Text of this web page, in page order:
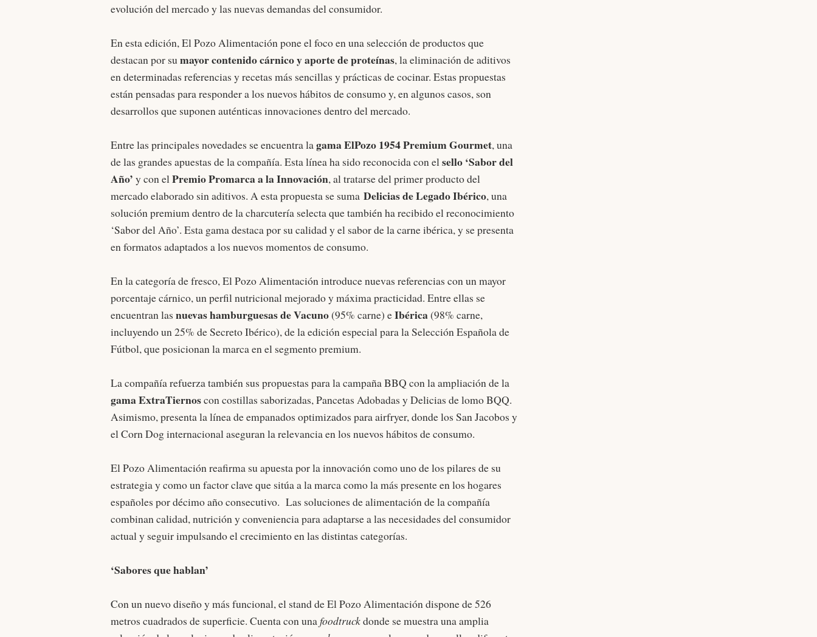
evolución del mercado y las nuevas demandas del consumidor.
En esta edición, El Pozo Alimentación pone el foco en una selección de productos que
destacan por sumayor contenido cárnico y aporte de proteínas, la eliminación de aditivos
en determinadas referencias y recetas más sencillas y prácticas de cocinar. Estas propuestas
están pensadas para responder a los nuevos hábitos de consumo y, en algunos casos, son
desarrollos que suponen auténticas innovaciones dentro del mercado.
Entre las principales novedades se encuentra lagama ElPozo 1954 Premium Gourmet, una
de las grandes apuestas de la compañía. Esta línea ha sido reconocida con elsello ‘Sabor del
Año’ y con elPremio Promarca a la Innovación, al tratarse del primer producto del
mercado elaborado sin aditivos. A esta propuesta se suma Delicias de Legado Ibérico, una
solución premium dentro de la charcutería selecta que también ha recibido el reconocimiento
‘Sabor del Año’. Esta gama destaca por su calidad y el sabor de la carne ibérica, y se presenta
en formatos adaptados a los nuevos momentos de consumo.
En la categoría de fresco, El Pozo Alimentación introduce nuevas referencias con un mayor
porcentaje cárnico, un perfil nutricional mejorado y máxima practicidad. Entre ellas se
encuentran las nuevas hamburguesas de Vacuno(95% carne) eIbérica(98% carne,
incluyendo un 25% de Secreto Ibérico), de la edición especial para la Selección Española de
Fútbol, que posicionan la marca en el segmento premium.
La compañía refuerza también sus propuestas para la campaña BBQ con la ampliación de la
gama ExtraTiernoscon costillas saborizadas, Pancetas Adobadas y Delicias de lomo BQQ.
Asimismo, presenta la línea de empanados optimizados para airfryer, donde los San Jacobos y
el Corn Dog internacional aseguran la relevancia en los nuevos hábitos de consumo.
El Pozo Alimentación reafirma su apuesta por la innovación como uno de los pilares de su
estrategia y como un factor clave que sitúa a la marca como la más presente en los hogares
españoles por décimo año consecutivo. Las soluciones de alimentación de la compañía
combinan calidad, nutrición y conveniencia para adaptarse a las necesidades del consumidor
actual y seguir impulsando el crecimiento en las distintas categorías.
‘Sabores que hablan’
Con un nuevo diseño y más funcional, el stand de El Pozo Alimentación dispone de 526
metros cuadrados de superficie. Cuenta con unafoodtruckdonde se muestra una amplia